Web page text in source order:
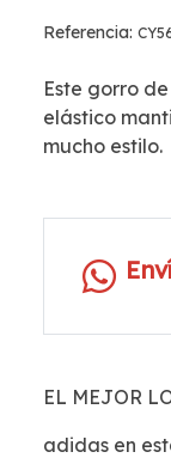
Referencia:
Este gorro
elástico
mucho estilo.
EL MEJOR
adidas en